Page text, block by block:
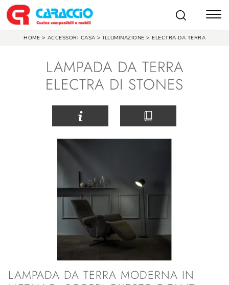
HOME > ACCESSORI CASA > ILLUMINAZIONE > ELECTRA DA TERRA
LAMPADA DA TERRA
ELECTRA DI STONES
LAMPADA DA TERRA MODERNA IN